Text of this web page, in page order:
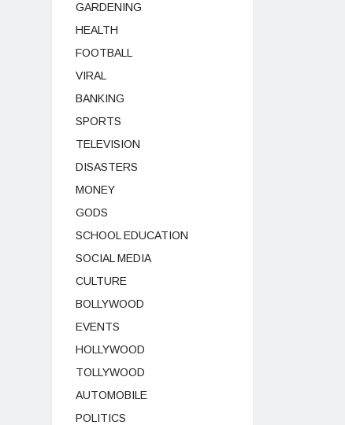
GARDENING
HEALTH
FOOTBALL
VIRAL
BANKING
SPORTS
TELEVISION
DISASTERS
MONEY
GODS
SCHOOL EDUCATION
SOCIAL MEDIA
CULTURE
BOLLYWOOD
EVENTS
HOLLYWOOD
TOLLYWOOD
AUTOMOBILE
POLITICS